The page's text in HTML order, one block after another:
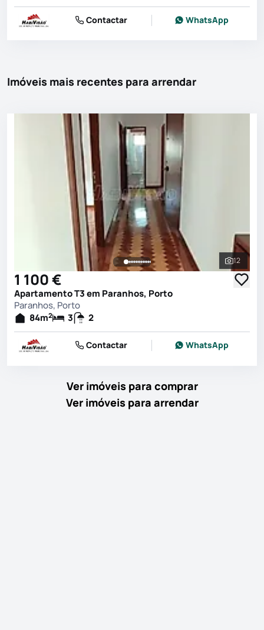
Contactar WhatsApp
Imóveis mais recentes para arrendar
Ver
12
1 100 €
Apartamento T3 em Paranhos, Porto
Paranhos, Porto
84m2 3 2
Contactar WhatsApp
Ver imóveis para comprar
Ver imóveis para arrendar